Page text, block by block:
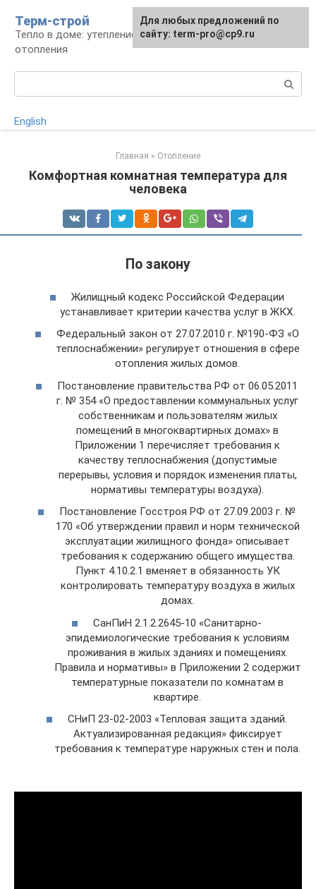
контенту
Терм-строй
Тепло в доме: утепление и устройство
отопления
English
Главная » Отопление
Комфортная комнатная температура для
человека
По закону
Жилищный кодекс Российской Федерации
устанавливает критерии качества услуг в ЖКХ.
Федеральный закон от 27.07.2010 г. №190-ФЗ «О
теплоснабжении» регулирует отношения в сфере
отопления жилых домов.
Постановление правительства РФ от 06.05.2011
г. № 354 «О предоставлении коммунальных услуг
собственникам и пользователям жилых
помещений в многоквартирных домах» в
Приложении 1 перечисляет требования к
качеству теплоснабжения (допустимые
перерывы, условия и порядок изменения платы,
нормативы температуры воздуха).
Постановление Госстроя РФ от 27.09.2003 г. №
170 «Об утверждении правил и норм технической
эксплуатации жилищного фонда» описывает
требования к содержанию общего имущества.
Пункт 4.10.2.1 вменяет в обязанность УК
контролировать температуру воздуха в жилых
домах.
СанПиН 2.1.2.2645-10 «Санитарно-
эпидемиологические требования к условиям
проживания в жилых зданиях и помещениях.
Правила и нормативы» в Приложении 2 содержит
температурные показатели по комнатам в
квартире.
СНиП 23-02-2003 «Тепловая защита зданий.
Актуализированная редакция» фиксирует
требования к температуре наружных стен и пола.
Для любых предложений по
сайту: term-pro@cp9.ru